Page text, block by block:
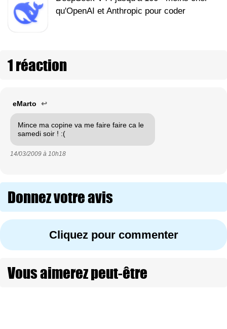
qu'OpenAI et Anthropic pour coder
1 réaction
eMarto ↩
Mince ma copine va me faire faire ca le
samedi soir ! :(
14/03/2009 à 10h18
Donnez votre avis
Cliquez pour commenter
Vous aimerez peut-être